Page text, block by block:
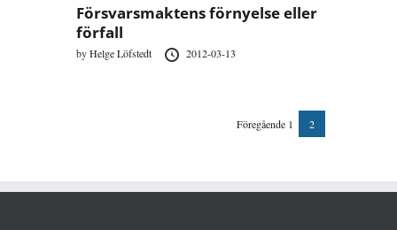
Försvarsmaktens förnyelse eller
förfall
byHelge Löfstedt 2012-03-13
Föregående 1 2